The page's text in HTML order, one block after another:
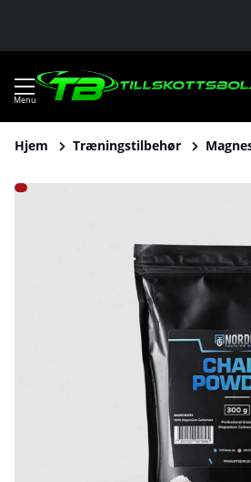
Hjem Træningstilbehør
Produktbilleder Nordic Training